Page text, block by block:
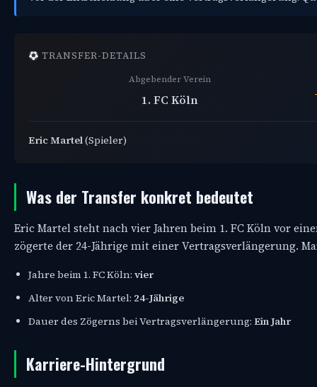
TRANSFER-DETAILS
Abgebender Verein
1. FC Köln
Eric Martel(Spieler)
Was der Transfer konkret bedeutet
Eric Martel steht nach vier Jahren beim 1. FC Köln vor
zögerte der 24-Jährige mit einer Vertragsverlängerung.
Jahre beim 1. FC Köln: vier
Alter von Eric Martel: 24-Jährige
Dauer des Zögerns bei Vertragsverlängerung: Ein Jahr
Karriere-Hintergrund